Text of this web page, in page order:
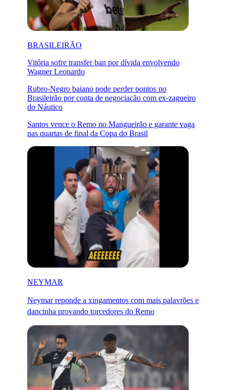
BRASILEIRÃO
Vitória sofre transfer ban por dívida envolvendo
Wagner Leonardo
Rubro-Negro baiano pode perder pontos no
Brasileirão por conta de negociação com ex-zagueiro
do Náutico
Santos vence o Remo no Mangueirão e garante vaga
nas quartas de final da Copa do Brasil
NEYMAR
Neymar reponde a xingamentos com mais palavrões e
dancinha provando torcedores do Remo